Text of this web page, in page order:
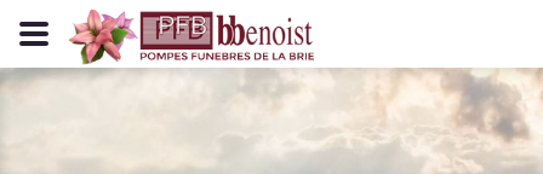
Panneau de gestion des cookies